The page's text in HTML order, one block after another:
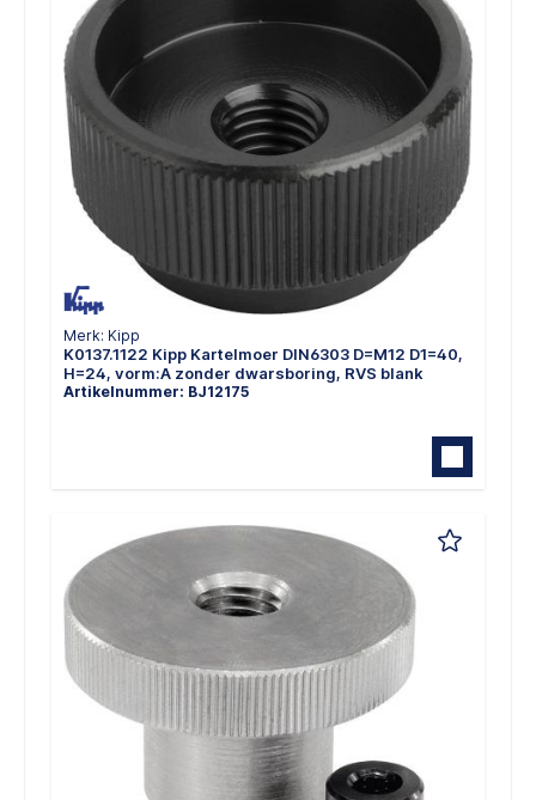
Merk: Kipp
K0137.1122 Kipp Kartelmoer DIN6303 D=M12 D1=40,
H=24, vorm:A zonder dwarsboring, RVS blank
Artikelnummer: BJ12175